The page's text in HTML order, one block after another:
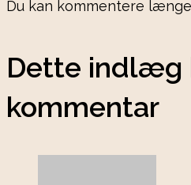
Du kan kommentere
Dette indlæg
kommentar